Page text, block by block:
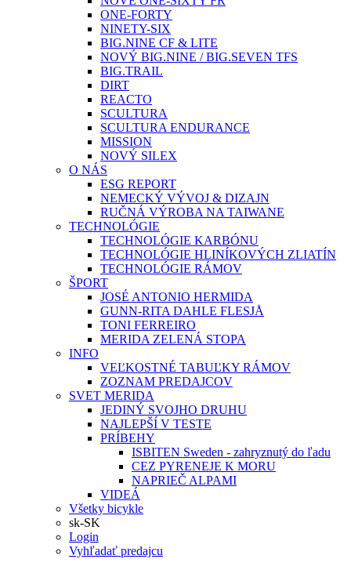
ONE-FORTY
NINETY-SIX
BIG.NINE CF & LITE
NOVÝ BIG.NINE / BIG.SEVEN TFS
BIG.TRAIL
DIRT
REACTO
SCULTURA
SCULTURA ENDURANCE
MISSION
NOVÝ SILEX
O NÁS
ESG REPORT
NEMECKÝ VÝVOJ & DIZAJN
RUČNÁ VÝROBA NA TAIWANE
TECHNOLÓGIE
TECHNOLÓGIE KARBÓNU
TECHNOLÓGIE HLINÍKOVÝCH ZLIATÍN
TECHNOLÓGIE RÁMOV
ŠPORT
JOSÉ ANTONIO HERMIDA
GUNN-RITA DAHLE FLESJÅ
TONI FERREIRO
MERIDA ZELENÁ STOPA
INFO
VEĽKOSTNÉ TABUĽKY RÁMOV
ZOZNAM PREDAJCOV
SVET MERIDA
JEDINÝ SVOJHO DRUHU
NAJLEPŠÍ V TESTE
PRÍBEHY
ISBITEN Sweden - zahryznutý do ľadu
CEZ PYRENEJE K MORU
NAPRIEČ ALPAMI
VIDEÁ
Všetky bicykle
sk-SK
Login
Vyhľadať predajcu